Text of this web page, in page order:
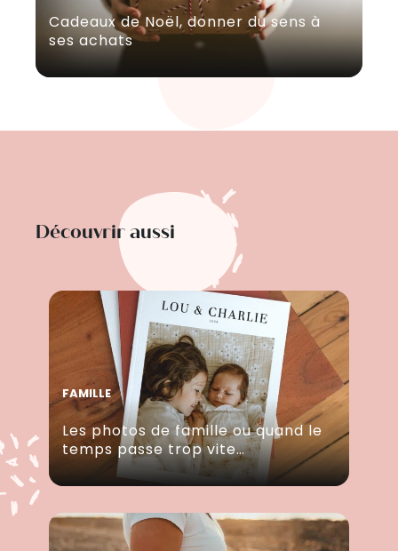
Cadeaux de Noël, donner du sens à
ses achats
Découvrir aussi
FAMILLE
Les photos de famille ou quand le
temps passe trop vite…